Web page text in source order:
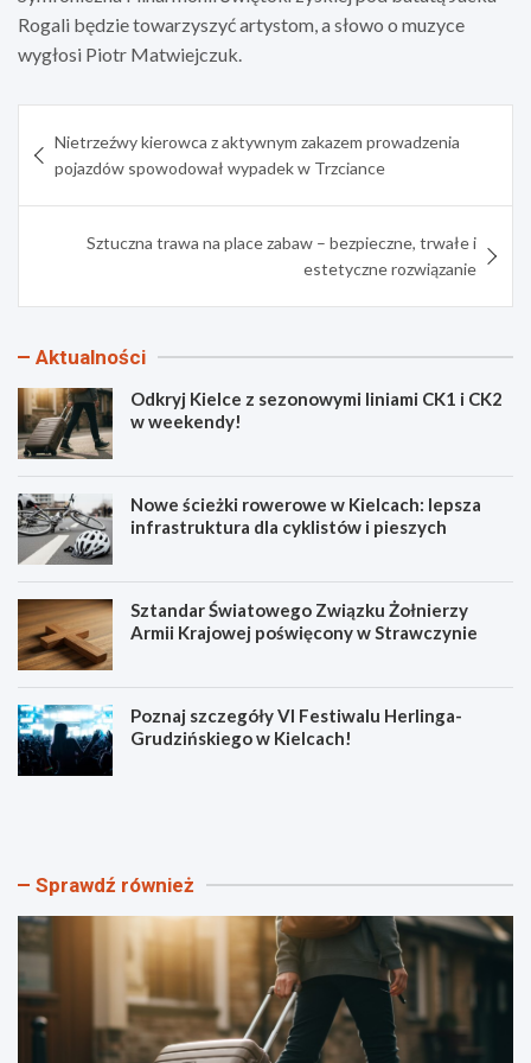
Rogali będzie towarzyszyć artystom, a słowo o muzyce
wygłosi Piotr Matwiejczuk.
wpisu
Nietrzeźwy kierowca z aktywnym zakazem prowadzenia
pojazdów spowodował wypadek w Trzciance
Sztuczna trawa na place zabaw – bezpieczne, trwałe i
estetyczne rozwiązanie
Aktualności
Odkryj Kielce z sezonowymi liniami CK1 i CK2
w weekendy!
Nowe ścieżki rowerowe w Kielcach: lepsza
infrastruktura dla cyklistów i pieszych
Sztandar Światowego Związku Żołnierzy
Armii Krajowej poświęcony w Strawczynie
Poznaj szczegóły VI Festiwalu Herlinga-
Grudzińskiego w Kielcach!
O
j
e
l
c
N
c
e
ż
k
i
Sprawdź również